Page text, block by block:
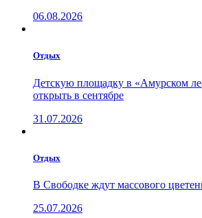
06.08.2026
Отдых
Детскую площадку в «Амурском
открыть в сентябре
31.07.2026
Отдых
В Свободке ждут массового
25.07.2026